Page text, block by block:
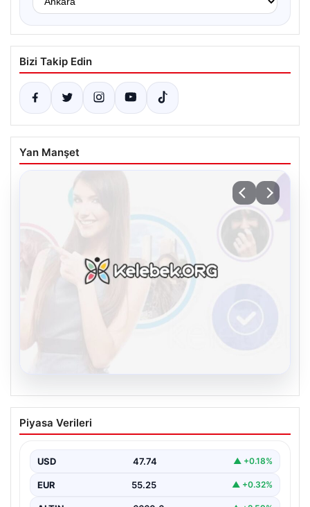
Bizi Takip Edin
Yan Manşet
Kelebek chat adresi İle Dijital İletişimin
Seviyeli Adresi Ve Muhabbet Deneyimi
bağlantı sağlaması ciddi bir hassasiyet ifade etmektedir.
Halen…
Piyasa Verileri
USD 47.74 ▲ +0.18%
EUR 55.25 ▲ +0.32%